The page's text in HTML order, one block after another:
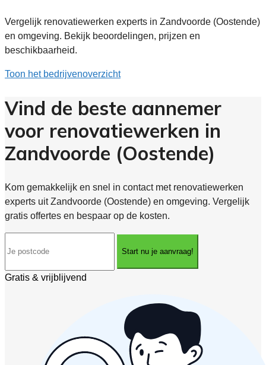
Vergelijk renovatiewerken experts in Zandvoorde (Oostende)
en omgeving. Bekijk beoordelingen, prijzen en
beschikbaarheid.
Toon het bedrijvenoverzicht
Vind de beste aannemer
voor renovatiewerken in
Zandvoorde (Oostende)
Kom gemakkelijk en snel in contact met renovatiewerken
experts uit Zandvoorde (Oostende) en omgeving. Vergelijk
gratis offertes en bespaar op de kosten.
Start nu je aanvraag!
Gratis & vrijblijvend